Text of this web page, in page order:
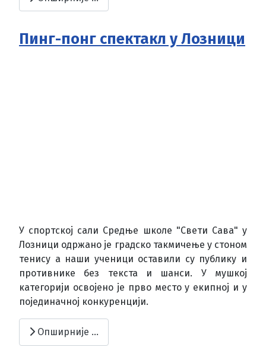
Пинг-понг спектакл у Лозници
У спортској сали Средње школе "Свети Сава" у
Лозници одржано је градско такмичење у стоном
тенису а наши ученици оставили су публику и
противнике без текста и шанси. У мушкој
категорији освојено је прво место у екипној и у
појединачној конкуренцији.
Опширније …